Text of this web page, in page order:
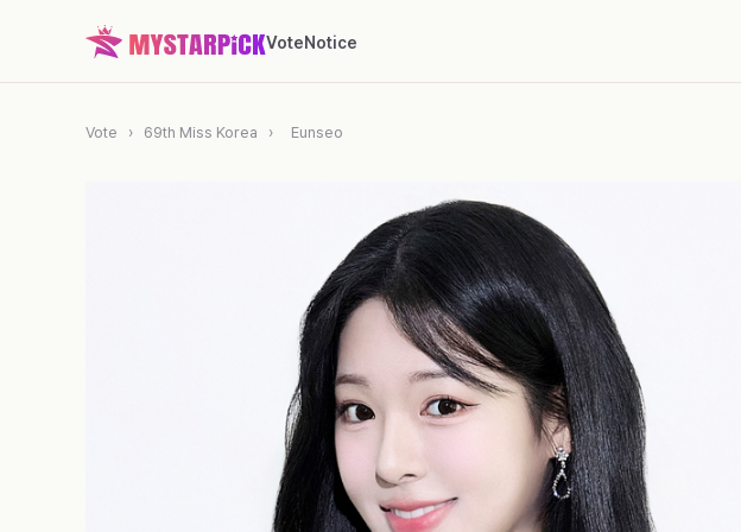
VoteNotice
Vote › 69th Miss Korea › Eunseo